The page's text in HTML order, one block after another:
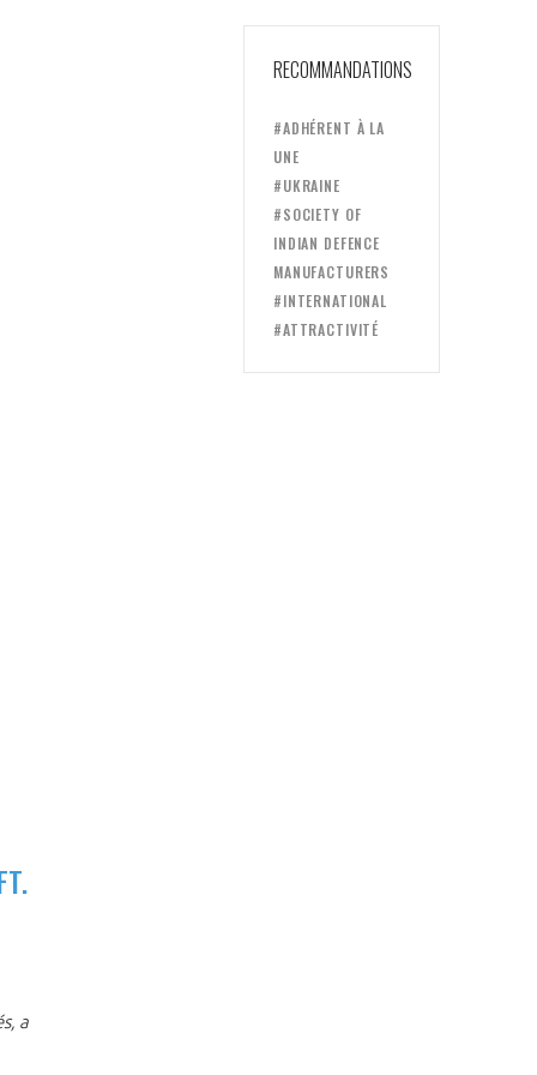
a
RECOMMANDATIONS
#ADHÉRENT À LA
UNE
#UKRAINE
#SOCIETY OF
INDIAN DEFENCE
MANUFACTURERS
#INTERNATIONAL
#ATTRACTIVITÉ